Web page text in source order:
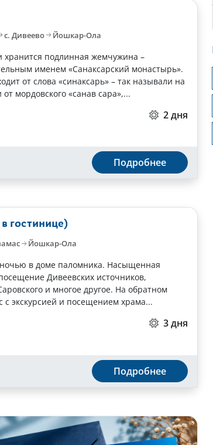
с. Дивеево Йошкар-Ола
подлинная жемчужина –
именем «Санаксарский монастырь».
от слова «синаксарь» – так называли на
мордовского «санав сара»,...
2 дня
Подробнее
гостинице)
Йошкар-Ола
в доме паломника. Насыщенная
Дивеевских источников,
и многое другое. На обратном
с экскурсией и посещением храма...
3 дня
Подробнее